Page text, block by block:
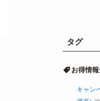
タグ
お得情
キャン